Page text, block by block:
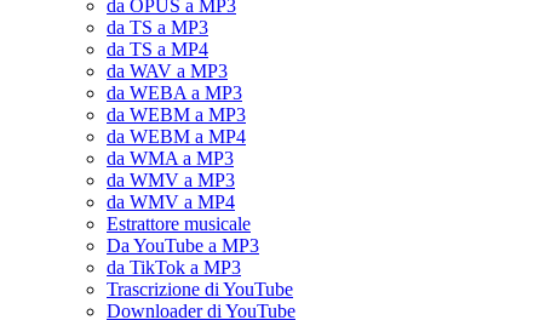
da OPUS a MP3
da TS a MP3
da TS a MP4
da WAV a MP3
da WEBA a MP3
da WEBM a MP3
da WEBM a MP4
da WMA a MP3
da WMV a MP3
da WMV a MP4
Estrattore musicale
Da YouTube a MP3
da TikTok a MP3
Trascrizione di YouTube
Downloader di YouTube